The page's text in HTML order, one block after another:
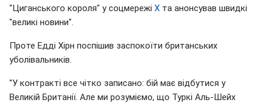
"Циганського короля" у соцмережі X та анонсував швидкі
"великі новини".
Проте Едді Хірн поспішив заспокоїти британських
уболівальників.
"У контракті все чітко записано: бій має відбутися у
Великій Британії. Але ми розуміємо, що Туркі Аль-Шейх